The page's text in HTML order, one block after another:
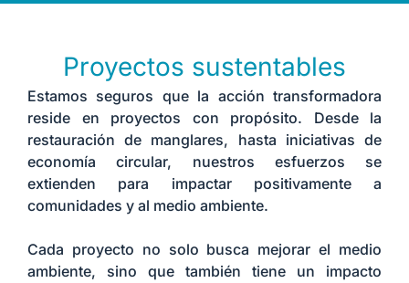
Proyectos sustentables
Estamos seguros que la acción transformadora
reside en proyectos con propósito. Desde la
restauración de manglares, hasta iniciativas de
economía circular, nuestros esfuerzos se
extienden para impactar positivamente a
comunidades y al medio ambiente.
Cada proyecto no solo busca mejorar el medio
ambiente, sino que también tiene un impacto